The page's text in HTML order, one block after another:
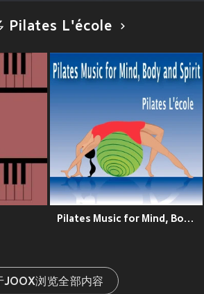
Pilates L'école
Pilates Music for Mind, Body and Spirit
JOOX浏览全部内容